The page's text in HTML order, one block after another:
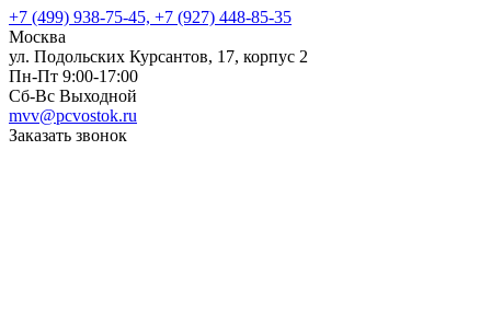
+7 (499) 938-75-45, +7 (927) 448-85-35
Москва
ул. Подольских Курсантов, 17, корпус 2
Пн-Пт 9:00-17:00
Сб-Вс Выходной
mvv@pcvostok.ru
Заказать звонок